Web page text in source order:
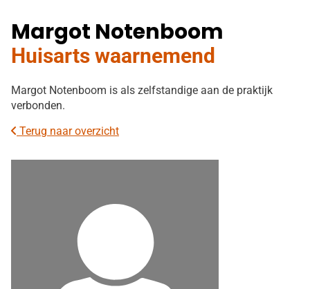
Margot Notenboom
Huisarts waarnemend
Margot Notenboom is als zelfstandige aan de praktijk
verbonden.
Terug naar overzicht